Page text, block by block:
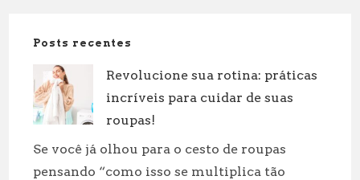
Posts recentes
Revolucione sua rotina: práticas
incríveis para cuidar de suas
roupas!
Se você já olhou para o cesto de roupas
pensando “como isso se multiplica tão